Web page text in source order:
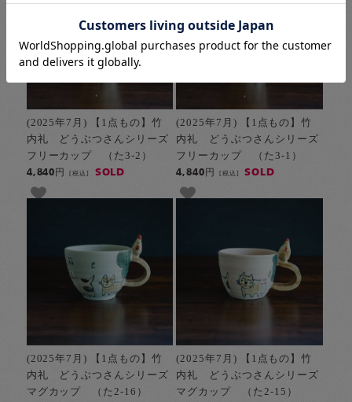
(2025年7月) 【1点もの】竹
内礼 どうぶつさんシリーズ
フリーカップ （た3-2）
4,840円[税込] SOLD
(2025年7月) 【1点もの】竹
内礼 どうぶつさんシリーズ
フリーカップ （た3-1）
4,840円 [税込] SOLD
(2025年7月) 【1点もの】竹
内礼 どうぶつさんシリーズ
マグカップ （た2-16）
(2025年7月) 【1点もの】竹
内礼 どうぶつさんシリーズ
マグカップ （た2-15）